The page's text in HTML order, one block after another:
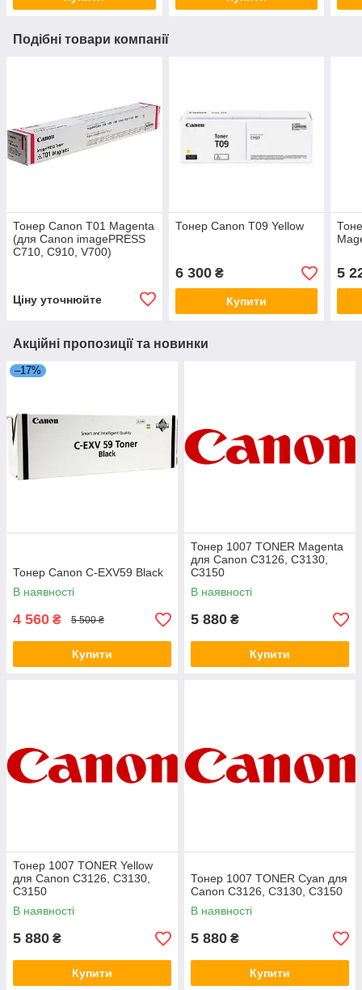
Подібні товари компанії
Тонер Canon T01 Magenta
(для Canon imagePRESS
C710, C910, V700)
Ціну уточнюйте
Тонер Canon T09 Yellow
6 300₴
Купити
5
Акційні пропозиції та новинки
–17%
Тонер Canon C-EXV59 Black
В наявності
4 560 ₴ 5 500 ₴
Купити
Тонер 1007 TONER Magenta
для Canon C3126, C3130,
C3150
В наявності
5 880 ₴
Купити
Тонер 1007 TONER Yellow
для Canon C3126, C3130,
C3150
В наявності
5 880 ₴
Купити
Тонер 1007 TONER Cyan для
Canon C3126, C3130, C3150
В наявності
5 880 ₴
Купити